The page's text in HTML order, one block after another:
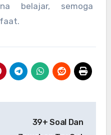
belajar, semoga
39+ Soal Dan